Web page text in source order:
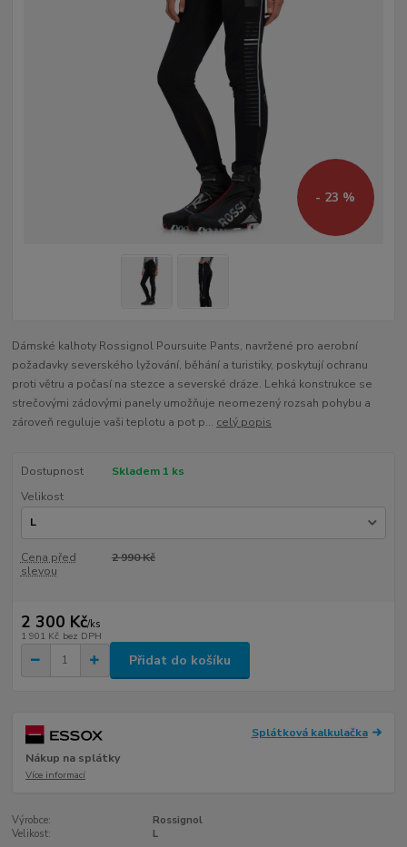
- 23 %
Dámské kalhoty Rossignol Poursuite Pants, navržené pro aerobní
požadavky severského lyžování, běhání a turistiky, poskytují ochranu
proti větru a počasí na stezce a severské dráze. Lehká konstrukce se
strečovými zádovými panely umožňuje neomezený rozsah pohybu a
zároveň reguluje vaši teplotu a pot p... celý popis
Dostupnost
Skladem 1 ks
Velikost
Cena před
slevou
2 990 Kč
2 300 Kč/ks
1 901 Kč bez DPH
Přidat do košíku
Splátková kalkulačka
Nákup na splátky
Více informací
Výrobce:
Rossignol
Velikost:
L